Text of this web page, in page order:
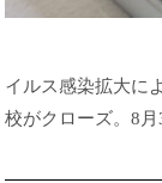
イルス感染拡大に
校がクローズ。8